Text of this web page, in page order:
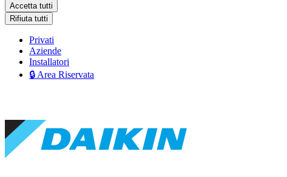
Accetta tutti
Rifiuta tutti
Privati
Aziende
Installatori
🔒 Area Riservata